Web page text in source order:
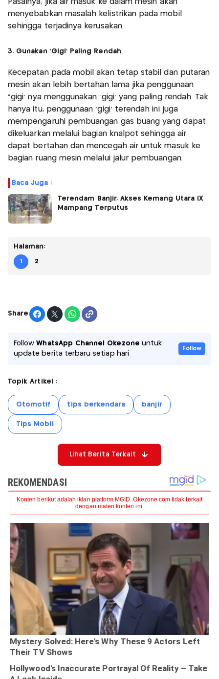
Pasalnya, jika air masuk ke dalam mesin akan
menyebabkan masalah kelistrikan pada mobil
sehingga terjadinya kerusakan.
3. Gunakan ‘Gigi’ Paling Rendah
Kecepatan pada mobil akan tetap stabil dan putaran
mesin akan lebih bertahan lama jika penggunaan
“gigi’ nya menggunakan ‘gigi’ yang paling rendah. Tak
hanya itu, penggunaan ‘gigi’ terendah ini juga
mempengaruhi pembuangan gas buang yang dapat
dikeluarkan melalui bagian knalpot sehingga air
dapat bertahan dan mencegah air untuk masuk ke
bagian ruang mesin melalui jalur pembuangan.
Baca Juga :
Terendam Banjir, Akses Kemang Utara IX
Mampang Terputus
Halaman:
1 2
Share
FollowWhatsApp Channel Okezone untuk
update berita terbaru setiap hari
Follow
Topik Artikel :
Otomotif tips berkendara banjir
Tips Mobil
Lihat Berita Terkait